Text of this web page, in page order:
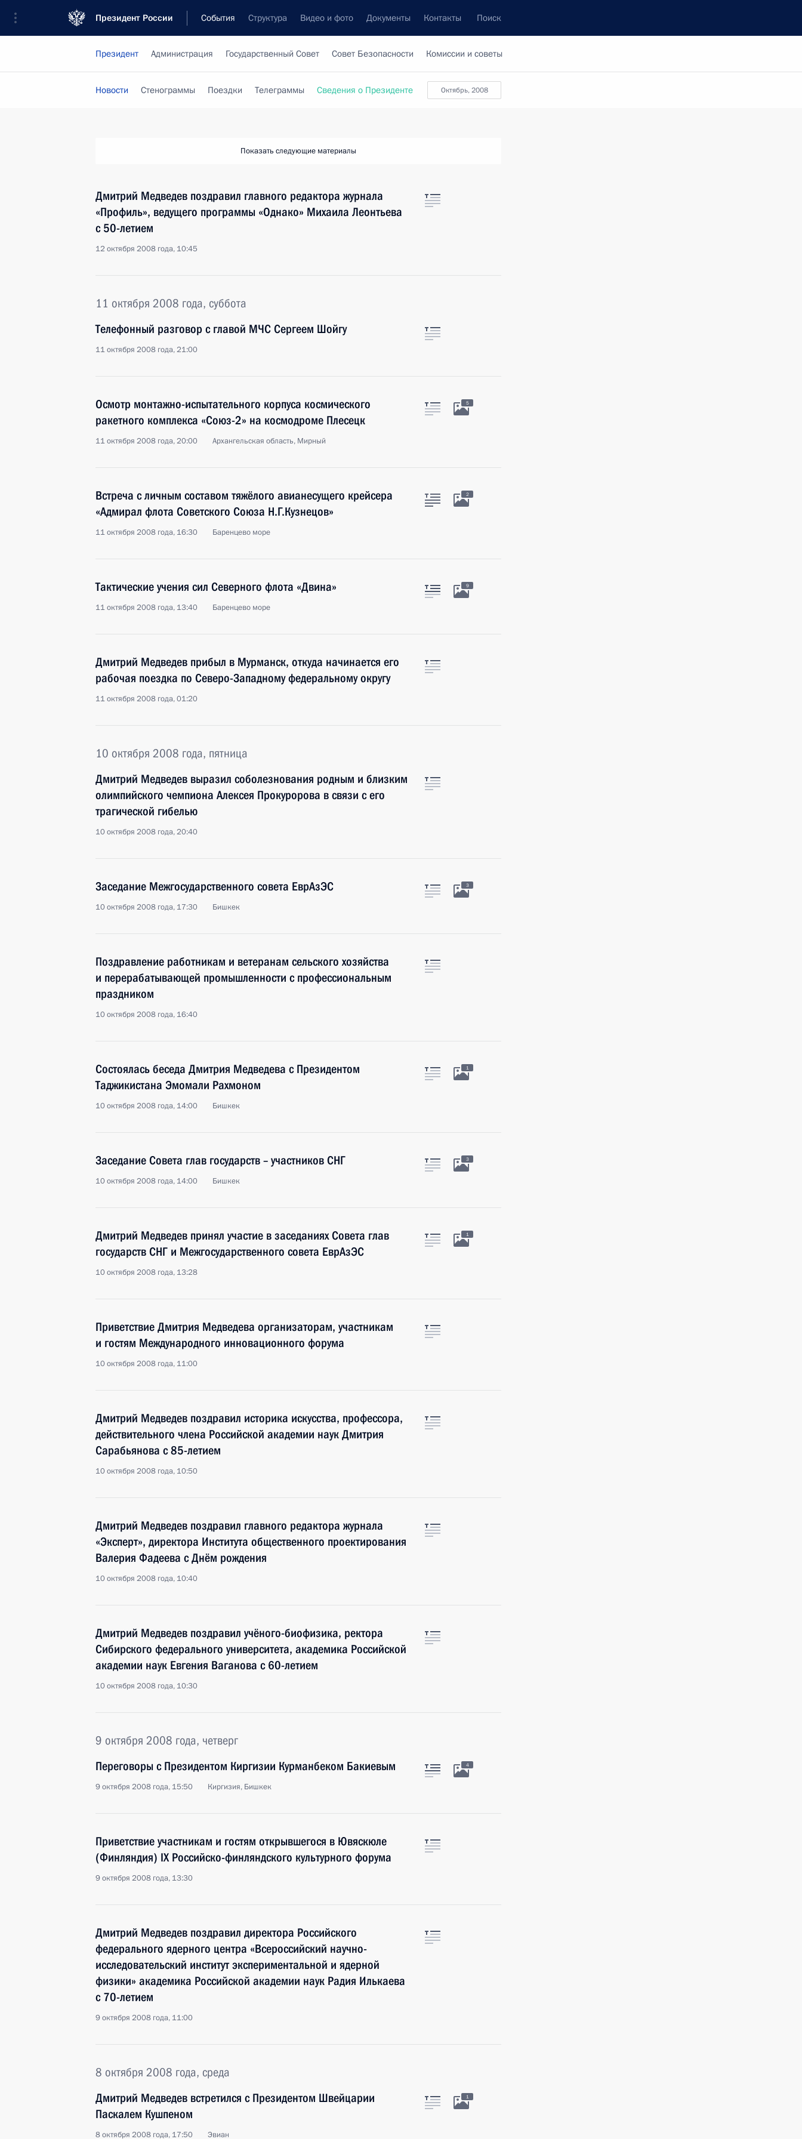
Президент России События Структура Видео и фото Документы Контакты Поиск
Президент Администрация Государственный Совет Совет Безопасности Комиссии и советы
октябрь, 2008
Новости Стенограммы Поездки Телеграммы Сведения о Президенте
Показать следующие материалы
Дмитрий Медведев поздравил главного редактора журнала
«Профиль», ведущего программы «Однако» Михаила Леонтьева
с 50-летием
12 октября 2008 года, 10:45
11 октября 2008 года, суббота
Телефонный разговор с главой МЧС Сергеем Шойгу
11 октября 2008 года, 21:00
Осмотр монтажно-испытательного корпуса космического
ракетного комплекса «Союз-2» на космодроме Плесецк
11 октября 2008 года, 20:00 Архангельская область, Мирный
5
Встреча с личным составом тяжёлого авианесущего крейсера
«Адмирал флота Советского Союза Н.Г.Кузнецов»
11 октября 2008 года, 16:30 Баренцево море
2
Тактические учения сил Северного флота «Двина»
11 октября 2008 года, 13:40 Баренцево море
9
Дмитрий Медведев прибыл в Мурманск, откуда начинается его
рабочая поездка по Северо-Западному федеральному округу
11 октября 2008 года, 01:20
10 октября 2008 года, пятница
Дмитрий Медведев выразил соболезнования родным и близким
олимпийского чемпиона Алексея Прокуророва в связи с его
трагической гибелью
10 октября 2008 года, 20:40
Заседание Межгосударственного совета ЕврАзЭС
10 октября 2008 года, 17:30 Бишкек
3
Поздравление работникам и ветеранам сельского хозяйства
и перерабатывающей промышленности с профессиональным
праздником
10 октября 2008 года, 16:40
Состоялась беседа Дмитрия Медведева с Президентом
Таджикистана Эмомали Рахмоном
10 октября 2008 года, 14:00 Бишкек
1
Заседание Совета глав государств – участников СНГ
10 октября 2008 года, 14:00 Бишкек
3
Дмитрий Медведев принял участие в заседаниях Совета глав
государств СНГ и Межгосударственного совета ЕврАзЭС
10 октября 2008 года, 13:28
1
Приветствие Дмитрия Медведева организаторам, участникам
и гостям Международного инновационного форума
10 октября 2008 года, 11:00
Дмитрий Медведев поздравил историка искусства, профессора,
действительного члена Российской академии наук Дмитрия
Сарабьянова с 85-летием
10 октября 2008 года, 10:50
Дмитрий Медведев поздравил главного редактора журнала
«Эксперт», директора Института общественного проектирования
Валерия Фадеева с Днём рождения
10 октября 2008 года, 10:40
Дмитрий Медведев поздравил учёного-биофизика, ректора
Сибирского федерального университета, академика Российской
академии наук Евгения Ваганова с 60-летием
10 октября 2008 года, 10:30
9 октября 2008 года, четверг
Переговоры с Президентом Киргизии Курманбеком Бакиевым
9 октября 2008 года, 15:50 Киргизия, Бишкек
4
Приветствие участникам и гостям открывшегося в Ювяскюле
(Финляндия) IX Российско-финляндского культурного форума
9 октября 2008 года, 13:30
Дмитрий Медведев поздравил директора Российского
федерального ядерного центра «Всероссийский научно-
исследовательский институт экспериментальной и ядерной
физики» академика Российской академии наук Радия Илькаева
с 70-летием
9 октября 2008 года, 11:00
8 октября 2008 года, среда
Дмитрий Медведев встретился с Президентом Швейцарии
Паскалем Кушпеном
8 октября 2008 года, 17:50 Эвиан
1